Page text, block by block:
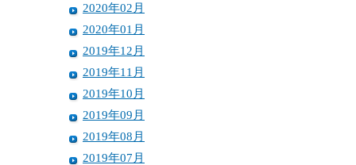
2020年02月
2020年01月
2019年12月
2019年11月
2019年10月
2019年09月
2019年08月
2019年07月